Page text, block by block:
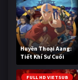
Huyền Thoại Aang:
Tiết Khí Sư Cuối
Cùng
FULL HD VIETSUB